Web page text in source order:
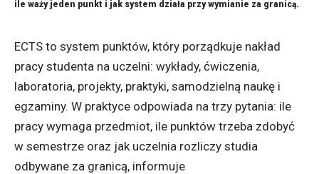
ile waży jeden punkt i jak system działa przy wymianie za granicą.
ECTS to system punktów, który porządkuje nakład
pracy studenta na uczelni: wykłady, ćwiczenia,
laboratoria, projekty, praktyki, samodzielną naukę i
egzaminy. W praktyce odpowiada na trzy pytania: ile
pracy wymaga przedmiot, ile punktów trzeba zdobyć
w semestrze oraz jak uczelnia rozliczy studia
odbywane za granicą, informuje